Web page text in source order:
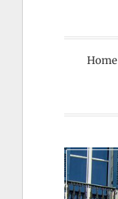
Home